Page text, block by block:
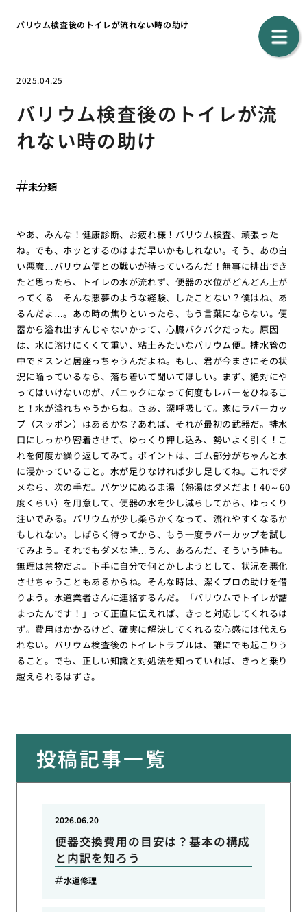
バリウム検査後のトイレが流れない時の助け
2025.04.25
バリウム検査後のトイレが流
れない時の助け
未分類
やあ、みんな！健康診断、お疲れ様！バリウム検査、頑張った
ね。でも、ホッとするのはまだ早いかもしれない。そう、あの白
い悪魔…バリウム便との戦いが待っているんだ！無事に排出でき
たと思ったら、トイレの水が流れず、便器の水位がどんどん上が
ってくる…そんな悪夢のような経験、したことない？僕はね、あ
るんだよ…。あの時の焦りといったら、もう言葉にならない。便
器から溢れ出すんじゃないかって、心臓バクバクだった。原因
は、水に溶けにくくて重い、粘土みたいなバリウム便。排水管の
中でドスンと居座っちゃうんだよね。もし、君が今まさにその状
況に陥っているなら、落ち着いて聞いてほしい。まず、絶対にや
ってはいけないのが、パニックになって何度もレバーをひねるこ
と！水が溢れちゃうからね。さあ、深呼吸して。家にラバーカッ
プ（スッポン）はあるかな？あれば、それが最初の武器だ。排水
口にしっかり密着させて、ゆっくり押し込み、勢いよく引く！こ
れを何度か繰り返してみて。ポイントは、ゴム部分がちゃんと水
に浸かっていること。水が足りなければ少し足してね。これでダ
メなら、次の手だ。バケツにぬるま湯（熱湯はダメだよ！40～60
度くらい）を用意して、便器の水を少し減らしてから、ゆっくり
注いでみる。バリウムが少し柔らかくなって、流れやすくなるか
もしれない。しばらく待ってから、もう一度ラバーカップを試し
てみよう。それでもダメな時…うん、あるんだ、そういう時も。
無理は禁物だよ。下手に自分で何とかしようとして、状況を悪化
させちゃうこともあるからね。そんな時は、潔くプロの助けを借
りよう。水道業者さんに連絡するんだ。「バリウムでトイレが詰
まったんです！」って正直に伝えれば、きっと対応してくれるは
ず。費用はかかるけど、確実に解決してくれる安心感には代えら
れない。バリウム検査後のトイレトラブルは、誰にでも起こりう
ること。でも、正しい知識と対処法を知っていれば、きっと乗り
越えられるはずさ。
投稿記事一覧
便器交換費用の目安は？基本の構成
と内訳を知ろう
2026.06.20
水道修理